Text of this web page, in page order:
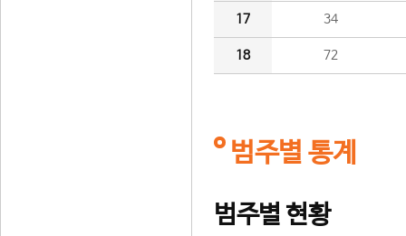
17 34
18 72
범주별 통계
범주별 현황